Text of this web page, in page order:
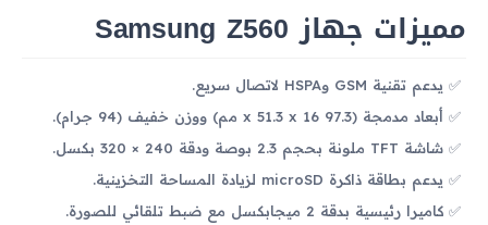
مميزات جهاز Samsung Z560
يدعم تقنية GSM وHSPA لاتصال سريع.
أبعاد مدمجة (97.3 x 51.3 x 16 مم) ووزن خفيف (94 جرام).
شاشة TFT ملونة بحجم 2.3 بوصة ودقة 240 × 320 بكسل.
يدعم بطاقة ذاكرة microSD لزيادة المساحة التخزينية.
كاميرا رئيسية بدقة 2 ميجابكسل مع ضبط تلقائي للصورة.